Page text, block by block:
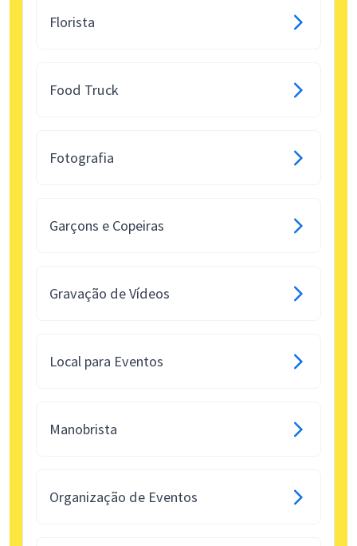
Florista
Food Truck
Fotografia
Garçons e Copeiras
Gravação de Vídeos
Local para Eventos
Manobrista
Organização de Eventos